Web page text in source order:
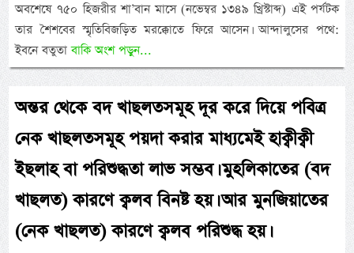
অবশেষে ৭৫০ হিজরীর শা’বান মাসে (নভেম্বর ১৩৪৯ খ্রিস্টাব্দ) এই পর্যটক
তার শৈশবের স্মৃতিবিজড়িত মরক্কোতে ফিরে আসেন। আন্দালুসের পথে:
ইবনে বতুতাবাকি অংশ পড়ুন...
অন্তর থেকে বদ খাছলতসমূহ দূর করে দিয়ে পবিত্র
নেক খাছলতসমূহ পয়দা করার মাধ্যমেই হাক্বীক্বী
ইছলাহ বা পরিশুদ্ধতা লাভ সম্ভব। মুহলিকাতের (বদ
খাছলত) কারণে ক্বলব বিনষ্ট হয়। আর মুনজিয়াতের
(নেক খাছলত) কারণে ক্বলব পরিশুদ্ধ হয়।